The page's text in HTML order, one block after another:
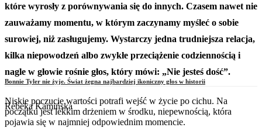
Bonnie Tyler nie żyje. Świat żegna najbardziej ikoniczny głos w historii
Rebeka Kamińska
które wyrosły z porównywania się do innych. Czasem nawet nie
zauważamy momentu, w którym zaczynamy myśleć o sobie
surowiej, niż zasługujemy. Wystarczy jedna trudniejsza relacja,
kilka niepowodzeń albo zwykłe przeciążenie codziennością i
nagle w głowie rośnie głos, który mówi: „Nie jesteś dość”.
Niskie poczucie wartości potrafi wejść w życie po cichu. Na
początku jest lekkim drżeniem w środku, niepewnością, która
pojawia się w najmniej odpowiednim momencie.